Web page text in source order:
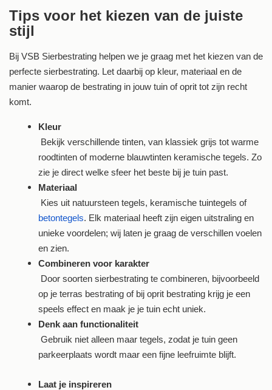
Tips voor het kiezen van de juiste
stijl
Bij VSB Sierbestrating helpen we je graag met het kiezen van de
perfecte sierbestrating. Let daarbij op kleur, materiaal en de
manier waarop de bestrating in jouw tuin of oprit tot zijn recht
komt.
Kleur
Bekijk verschillende tinten, van klassiek grijs tot warme
roodtinten of moderne blauwtinten keramische tegels. Zo
zie je direct welke sfeer het beste bij je tuin past.
Materiaal
Kies uit natuursteen tegels, keramische tuintegels of
betontegels. Elk materiaal heeft zijn eigen uitstraling en
unieke voordelen; wij laten je graag de verschillen voelen
en zien.
Combineren voor karakter
Door soorten sierbestrating te combineren, bijvoorbeeld
op je terras bestrating of bij oprit bestrating krijg je een
speels effect en maak je je tuin echt uniek.
Denk aan functionaliteit
Gebruik niet alleen maar tegels, zodat je tuin geen
parkeerplaats wordt maar een fijne leefruimte blijft.
Laat je inspireren